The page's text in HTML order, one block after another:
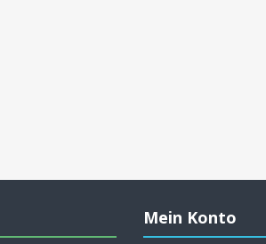
Mein Konto